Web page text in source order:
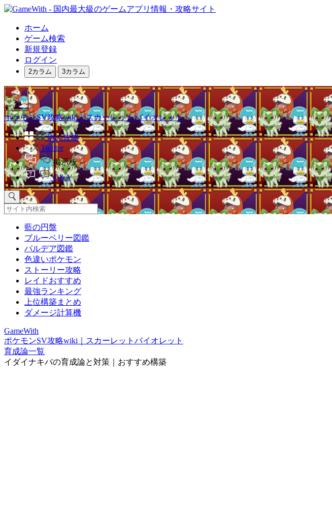
ホーム
ゲーム検索
新規登録
ログイン
2カラム 3カラム
ポケモンSV攻略wiki｜スカーレットバイオレット
他の攻略
Twitter
掲示板
Q&A
藍の円盤
ブルーベリー図鑑
パルデア図鑑
色違いポケモン
ストーリー攻略
レイドおすすめ
最強ランキング
上位構築まとめ
ダメージ計算機
GameWith
ポケモンSV攻略wiki｜スカーレットバイオレット
育成論一覧
イダイナキバの育成論と対策｜おすすめ構築